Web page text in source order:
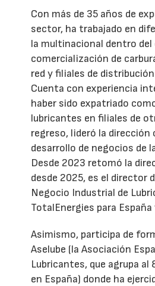
Con más de 35 años de
sector, ha trabajado en
la multinacional dentro del
comercialización de
red y filiales de
Cuenta con experiencia
haber sido expatriado
lubricantes en filiales de
regreso, lideró la dirección
desarrollo de negocios de
Desde 2023 retomó la
desde 2025, es el director
Negocio Industrial de
TotalEnergies para
Asimismo, participa de
Aselube (la Asociación
Lubricantes, que agrupa al
en España) donde ha